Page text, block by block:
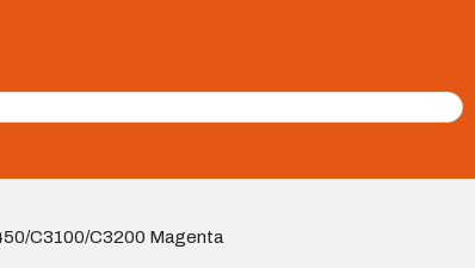
C3100/C3200 Magenta